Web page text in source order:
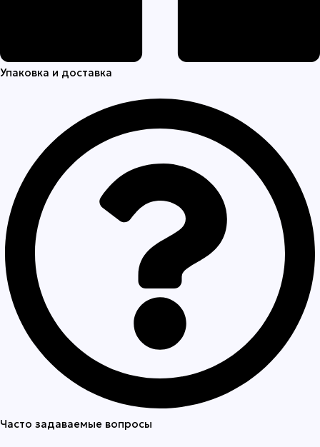
Упаковка и доставка
Часто задаваемые вопросы